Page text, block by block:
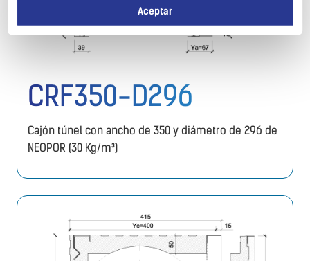
CRF350-D296
Cajón túnel con ancho de 350 y diámetro de 296 de
NEOPOR (30 Kg/m³)
Aceptar